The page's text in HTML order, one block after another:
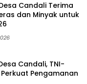
Candali Terima
dan Minyak untuk
Candali, TNI-
Pengamanan